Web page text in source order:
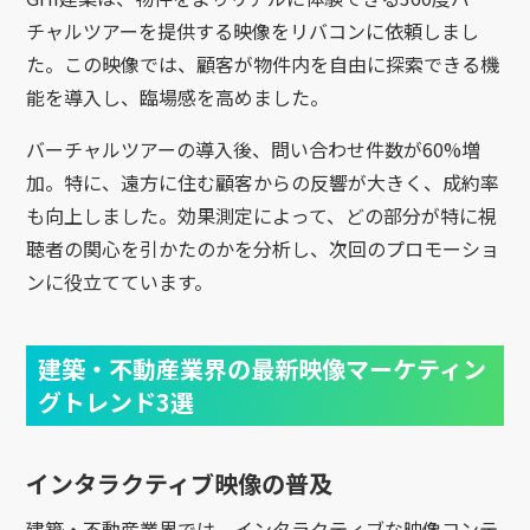
チャルツアーを提供する映像をリバコンに依頼しまし
た。この映像では、顧客が物件内を自由に探索できる機
能を導入し、臨場感を高めました。
バーチャルツアーの導入後、問い合わせ件数が60%増
加。特に、遠方に住む顧客からの反響が大きく、成約率
も向上しました。効果測定によって、どの部分が特に視
聴者の関心を引かたのかを分析し、次回のプロモーショ
ンに役立てています。
建築・不動産業界の最新映像マーケティン
グトレンド3選
インタラクティブ映像の普及